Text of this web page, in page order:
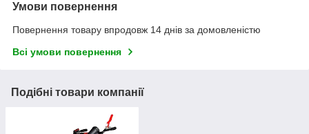
Умови повернення
Повернення товару впродовж 14 днів за домовленістю
Всі умови повернення
Подібні товари компанії